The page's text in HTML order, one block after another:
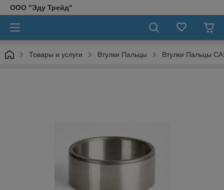
ООО "Эду Трейд"
Товары и услуги Втулки Пальцы Втулки Пальцы